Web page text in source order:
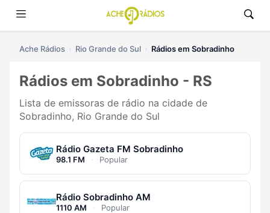
Ache Rádios Rio Grande do Sul Rádios em Sobradinho
Rádios em Sobradinho - RS
Lista de emissoras de rádio na cidade de
Sobradinho, Rio Grande do Sul
Rádio Gazeta FM Sobradinho
98.1 FM · Popular
Rádio Sobradinho AM
1110 AM · Popular